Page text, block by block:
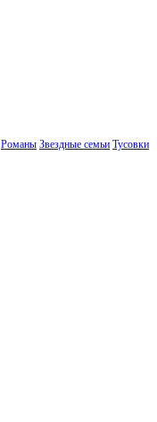
Романы Звездные семьи Тусовки